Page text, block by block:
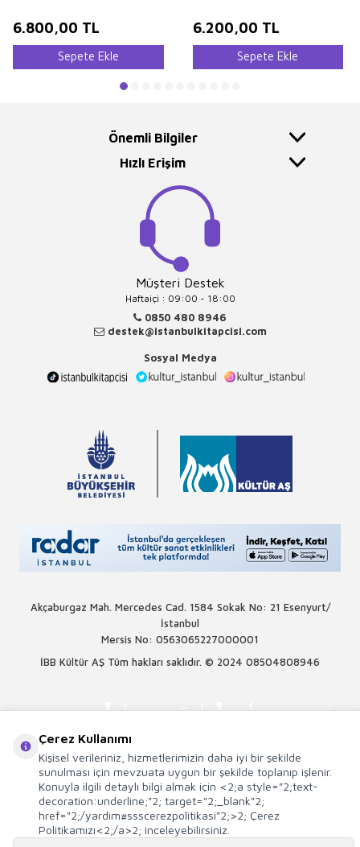
6.800,00 TL
Sepete Ekle
6.200,00 TL
Sepete Ekle
Önemli Bilgiler
Hızlı Erişim
Müşteri Destek
Haftaiçi : 09:00 - 18:00
0850 480 8946
destek@istanbulkitapcisi.com
Sosyal Medya
Akçaburgaz Mah. Mercedes Cad. 1584 Sokak No: 21 Esenyurt/
İstanbul
Mersis No: 0563065227000001
İBB Kültür AŞ Tüm hakları saklıdır. © 2024 08504808946
Çerez Kullanımı
Kişisel verileriniz, hizmetlerimizin daha iyi bir şekilde
sunulması için mevzuata uygun bir şekilde toplanıp işlenir.
Konuyla ilgili detaylı bilgi almak için <2;a style="2;text-
decoration:underline;"2; target="2;_blank"2;
href="2;/yardim#ssscerezpolitikasi"2;>2; Çerez
Politikamızı<2;/a>2; inceleyebilirsiniz.